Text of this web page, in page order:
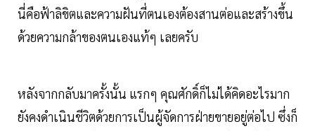
นี่คือฟ้าลิขิตและความฝันที่ตนเองต้องสานต่อและสร้างขึ้น
ด้วยความกล้าของตนเองแท้ๆ เลยครับ
หลังจากกลับมาครั้งนั้น แรกๆ คุณศักดิ์ก็ไม่ได้คิดอะไรมาก
ยังคงดำเนินชีวิตด้วยการเป็นผู้จัดการฝ่ายขายอยู่ต่อไป ซึ่งก็